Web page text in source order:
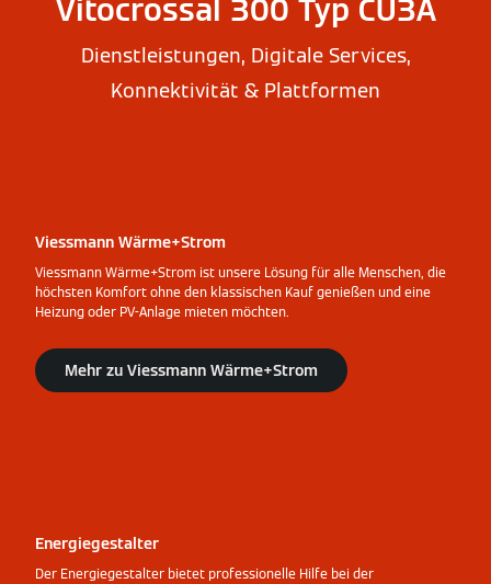
Vitocrossal 300 Typ CU3A
Dienstleistungen, Digitale Services,
Konnektivität & Plattformen
Viessmann Wärme+Strom
Viessmann Wärme+Strom ist unsere Lösung für alle Menschen, die
höchsten Komfort ohne den klassischen Kauf genießen und eine
Heizung oder PV-Anlage mieten möchten.
Mehr zu Viessmann Wärme+Strom
Energiegestalter
Der Energiegestalter bietet professionelle Hilfe bei der